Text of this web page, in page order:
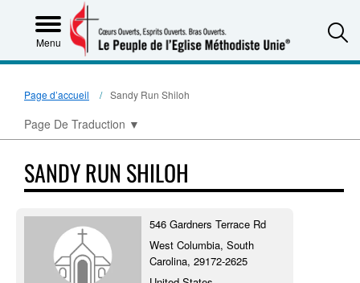
Menu
Page d’accueil Sandy Run Shiloh
Page De Traduction ▼
SANDY RUN SHILOH
546 Gardners Terrace Rd
West Columbia, South
Carolina, 29172-2625